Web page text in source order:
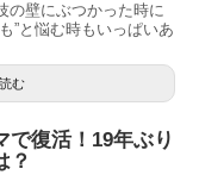
の壁にぶつかった時に
”と悩む時もいっぱいあ
む
で復活！19年ぶり
？